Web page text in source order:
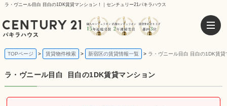
ラ・ヴニール目白 目白の1DK賃貸マンション！｜センチュリー21パキラハウス
TOPページ 賃貸物件検索 新宿区の賃貸情報一覧 ラ・ヴニール目白 目白の1DK賃貸
ラ・ヴニール目白 目白の1DK賃貸マンション